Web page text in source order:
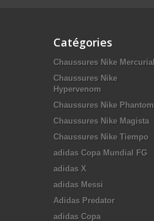
Catégories
Chaussures Nike Mercurial
Chaussures Nike
Hypervenom
Chaussures Nike Phantom
Chaussures Nike Magista
Chaussures Nike Tiempo
adidas Copa Mundial FG
adidas X
adidas Messi
Adidas Predator
adidas Copa